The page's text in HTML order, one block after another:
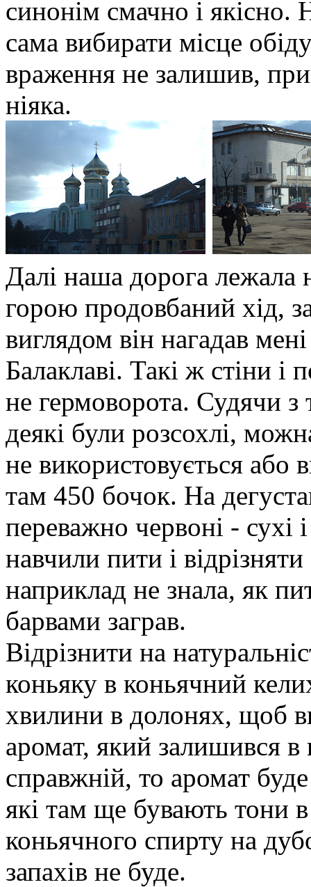
синонім смачно і якісно.
сама вибирати місце
враження не залишив,
ніяка.
Далі наша дорога лежала
горою продовбаний хід,
виглядом він нагадав
Балаклаві. Такі ж стіни і
не гермоворота. Судячи з
деякі були розсохлі,
не використовується або
там 450 бочок. На
переважно червоні - сухі
навчили пити і
наприклад не знала, як
барвами заграв.
Відрізнити на
коньяку в коньячний
хвилини в долонях, щоб
аромат, який залишився
справжній, то аромат
які там ще бувають тони
коньячного спирту на
запахів не буде.